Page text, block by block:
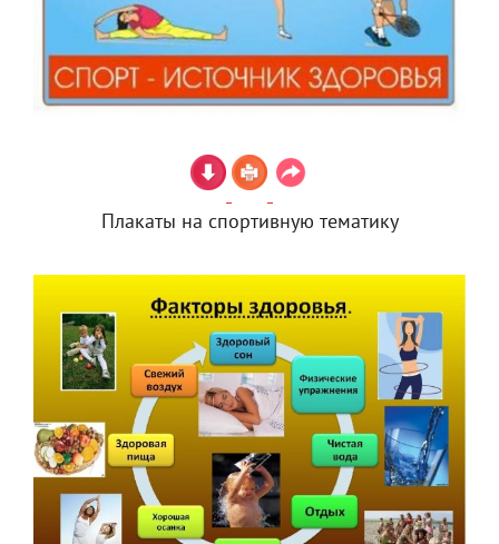
Плакаты на спортивную тематику